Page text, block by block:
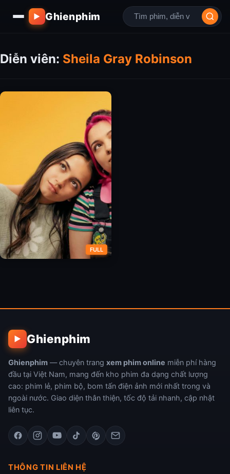
▶ Ghienphim
Diễn viên: Sheila Gray Robinson
FULL
▶ Ghienphim
Ghienphim — chuyên trang xem phim online miễn phí hàng
đầu tại Việt Nam, mang đến kho phim đa dạng chất lượng
cao: phim lẻ, phim bộ, bom tấn điện ảnh mới nhất trong và
ngoài nước. Giao diện thân thiện, tốc độ tải nhanh, cập nhật
liên tục.
THÔNG TIN LIÊN HỆ